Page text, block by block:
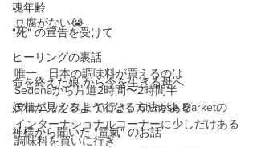
魂年齢
"死" の宣告を受けて
ヒーリングの裏話
命を終えた娘 から今を生きる母へ
妖精が見えるようになる方法がある
神様から聞いた "電氣" のお話
豆腐がない😭
唯一、日本の調味料が買えるのは
Sedonaから片道2時間〜2時間半
フェニックスまで行き、Chinese Marketの
インターナショナルコーナーに少しだけある
調味料を買いに行き